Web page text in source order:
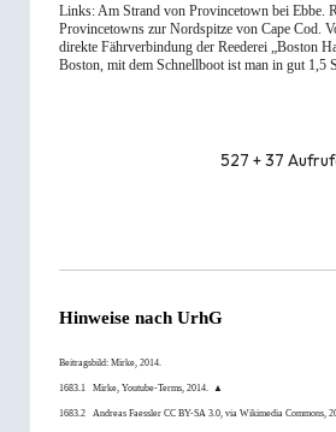
Links: Am Strand von Provincetown bei Ebbe.
Provincetowns zur Nordspitze von Cape Cod.
direkte Fährverbindung der Reederei „Boston
Boston, mit dem Schnellboot ist man in gut 1,5
527 + 37
Hinweise nach UrhG
Beitragsbild: Mirke , 2014.
1683.1 Mirke Youtube-Terms , 2014. ▲
1683.2 Andreas Faessler CC BY-SA 3.0 , via Wikimedia Commons,